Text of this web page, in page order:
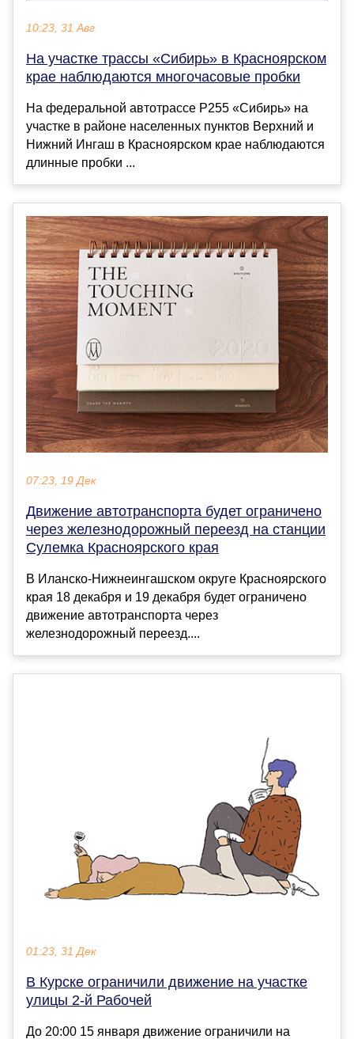
10:23, 31 Авг
На участке трассы «Сибирь» в Красноярском
крае наблюдаются многочасовые пробки
На федеральной автотрассе Р255 «Сибирь» на
участке в районе населенных пунктов Верхний и
Нижний Ингаш в Красноярском крае наблюдаются
длинные пробки ...
07:23, 19 Дек
Движение автотранспорта будет ограничено
через железнодорожный переезд на станции
Сулемка Красноярского края
В Иланско-Нижнеингашском округе Красноярского
края 18 декабря и 19 декабря будет ограничено
движение автотранспорта через
железнодорожный переезд....
01:23, 31 Дек
В Курске ограничили движение на участке
улицы 2-й Рабочей
До 20:00 15 января движение ограничили на